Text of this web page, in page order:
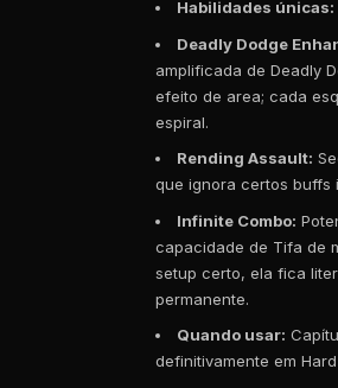
Habilidades únicas:
Deadly Dodge
amplificada de Deadly
efeito de area; cada
espiral.
Rending Assault:
que ignora certos buffs
Infinite Combo:
capacidade de Tifa de
setup certo, ela fica
permanente.
Quando usar:
definitivamente em